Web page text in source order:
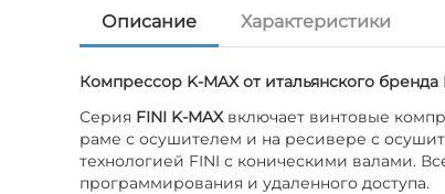
Описание Характеристики
Компрессор K-MAX от итальянского бренда
Серия FINI K-MAXвключает винтовые
раме с осушителем и на ресивере с
технологией FINI с коническими валами.
программирования и удаленного доступа.